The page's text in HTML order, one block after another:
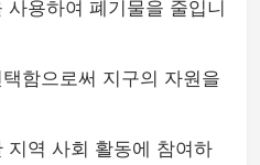
용하여 폐기물을 줄입니
함으로써 지구의 자원을
지역 사회 활동에 참여하